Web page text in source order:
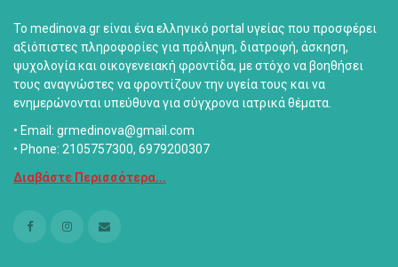
Το medinova.gr είναι ένα ελληνικό portal υγείας που προσφέρει
αξιόπιστες πληροφορίες για πρόληψη, διατροφή, άσκηση,
ψυχολογία και οικογενειακή φροντίδα, με στόχο να βοηθήσει
τους αναγνώστες να φροντίζουν την υγεία τους και να
ενημερώνονται υπεύθυνα για σύγχρονα ιατρικά θέματα.
• Email: grmedinova@gmail.com
• Phone: 2105757300, 6979200307
Διαβάστε Περισσότερα...